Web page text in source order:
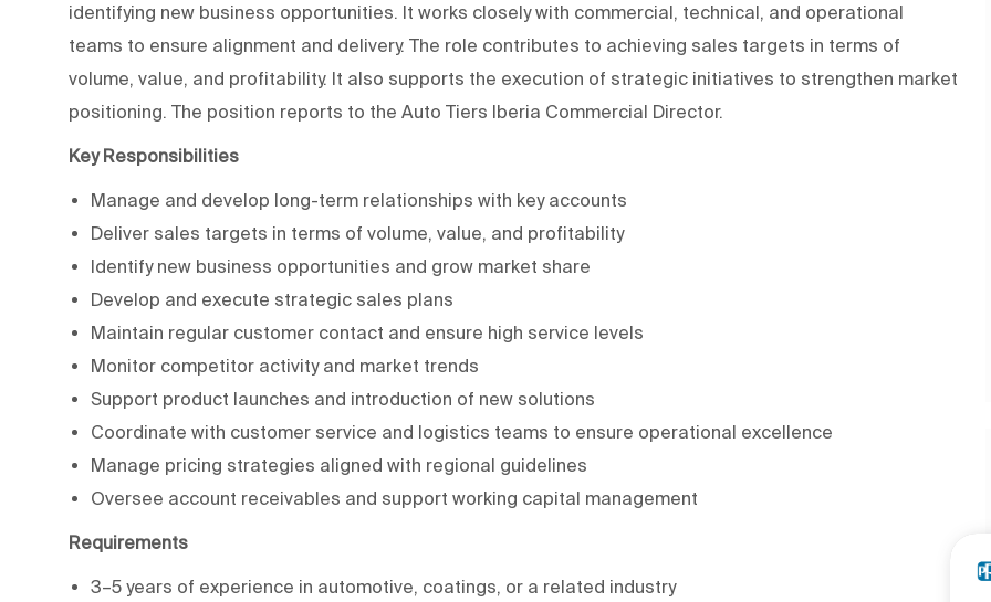
identifying new business opportunities. It works closely with commercial, technical, and operational
teams to ensure alignment and delivery. The role contributes to achieving sales targets in terms of
volume, value, and profitability. It also supports the execution of strategic initiatives to strengthen market
positioning. The position reports to the Auto Tiers Iberia Commercial Director.
Key Responsibilities
Manage and develop long-term relationships with key accounts
Deliver sales targets in terms of volume, value, and profitability
Identify new business opportunities and grow market share
Develop and execute strategic sales plans
Maintain regular customer contact and ensure high service levels
Monitor competitor activity and market trends
Support product launches and introduction of new solutions
Coordinate with customer service and logistics teams to ensure operational excellence
Manage pricing strategies aligned with regional guidelines
Oversee account receivables and support working capital management
Requirements
3–5 years of experience in automotive, coatings, or a related industry